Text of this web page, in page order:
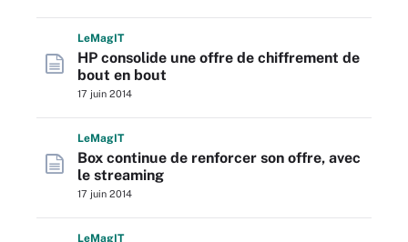
LeMagIT
HP consolide une offre de chiffrement de
bout en bout
17 juin 2014
LeMagIT
Box continue de renforcer son offre, avec
le streaming
17 juin 2014
LeMagIT